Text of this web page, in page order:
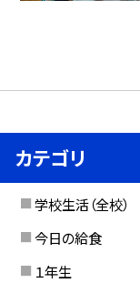
カテゴリ
学校生活（全校）
今日の給食
１年生